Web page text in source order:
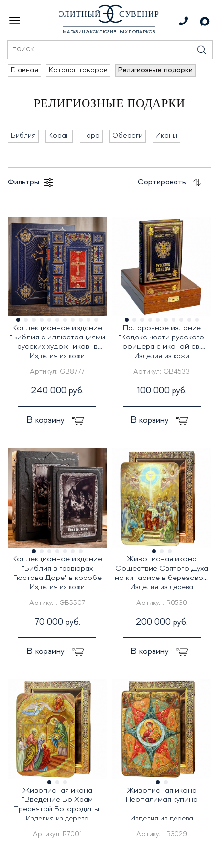
ЭЛИТНЫЙ СУВЕНИР
МАГАЗИН ЭКСКЛЮЗИВНЫХ ПОДАРКОВ
Главная Каталог товаров Религиозные подарки
РЕЛИГИОЗНЫЕ ПОДАРКИ
Библия Коран Тора Обереги Иконы
Фильтры Сортировать:
Коллекционное издание
"Библия с иллюстрациями
русских художников" в
футляре
Изделия из кожи
Артикул: GB8777
240 000 руб.
В корзину
Подарочное издание
"Кодекс чести русского
офицера с иконой св.
Георгий Победоносец"
Изделия из кожи
Артикул: GB4533
100 000 руб.
В корзину
Коллекционное издание
"Библия в гравюрах
Гюстава Доре" в коробе
Изделия из кожи
Артикул: GB5507
70 000 руб.
В корзину
Живописная икона
Сошествие Святого Духа
на кипарисе в березовом
киоте
Изделия из дерева
Артикул: R0530
200 000 руб.
В корзину
Живописная икона
"Введение Во Храм
Пресвятой Богородицы"
Изделия из дерева
Артикул: R7001
Живописная икона
"Неопалимая купина"
Изделия из дерева
Артикул: R3029